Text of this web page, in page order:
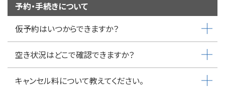
予約・手続きについて
仮予約はいつからできますか？
空き状況はどこで確認できますか？
キャンセル料について教えてください。